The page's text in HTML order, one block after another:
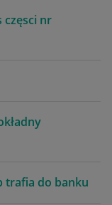
częsci nr
trafia do banku